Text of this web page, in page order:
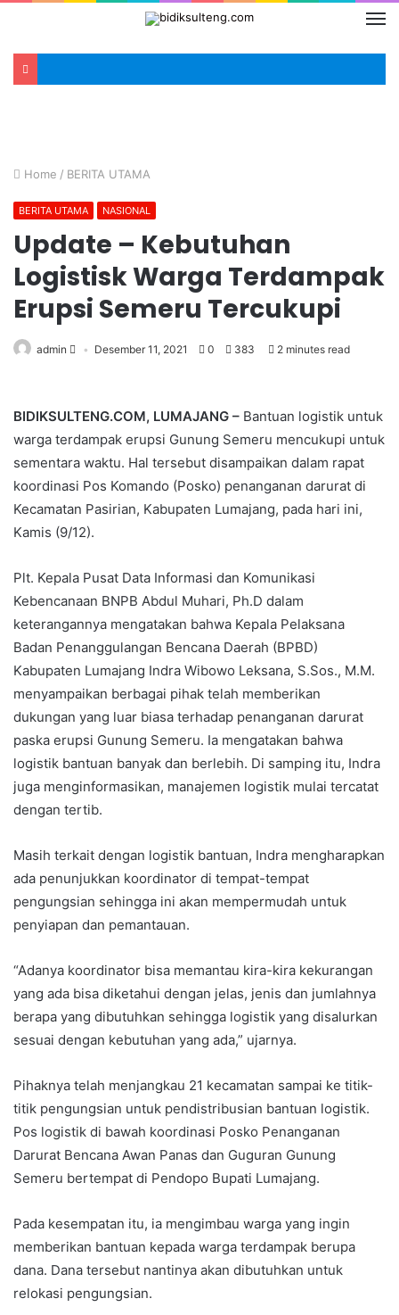
Home / BERITA UTAMA
BERITA UTAMA NASIONAL
Update – Kebutuhan
Logistisk Warga Terdampak
Erupsi Semeru Tercukupi
admin Desember 11, 2021 0 383 2 minutes read
BIDIKSULTENG.COM, LUMAJANG – Bantuan logistik untuk
warga terdampak erupsi Gunung Semeru mencukupi untuk
sementara waktu. Hal tersebut disampaikan dalam rapat
koordinasi Pos Komando (Posko) penanganan darurat di
Kecamatan Pasirian, Kabupaten Lumajang, pada hari ini,
Kamis (9/12).
Plt. Kepala Pusat Data Informasi dan Komunikasi
Kebencanaan BNPB Abdul Muhari, Ph.D dalam
keterangannya mengatakan bahwa Kepala Pelaksana
Badan Penanggulangan Bencana Daerah (BPBD)
Kabupaten Lumajang Indra Wibowo Leksana, S.Sos., M.M.
menyampaikan berbagai pihak telah memberikan
dukungan yang luar biasa terhadap penanganan darurat
paska erupsi Gunung Semeru. Ia mengatakan bahwa
logistik bantuan banyak dan berlebih. Di samping itu, Indra
juga menginformasikan, manajemen logistik mulai tercatat
dengan tertib.
Masih terkait dengan logistik bantuan, Indra mengharapkan
ada penunjukkan koordinator di tempat-tempat
pengungsian sehingga ini akan mempermudah untuk
penyiapan dan pemantauan.
“Adanya koordinator bisa memantau kira-kira kekurangan
yang ada bisa diketahui dengan jelas, jenis dan jumlahnya
berapa yang dibutuhkan sehingga logistik yang disalurkan
sesuai dengan kebutuhan yang ada,” ujarnya.
Pihaknya telah menjangkau 21 kecamatan sampai ke titik-
titik pengungsian untuk pendistribusian bantuan logistik.
Pos logistik di bawah koordinasi Posko Penanganan
Darurat Bencana Awan Panas dan Guguran Gunung
Semeru bertempat di Pendopo Bupati Lumajang.
Pada kesempatan itu, ia mengimbau warga yang ingin
memberikan bantuan kepada warga terdampak berupa
dana. Dana tersebut nantinya akan dibutuhkan untuk
relokasi pengungsian.